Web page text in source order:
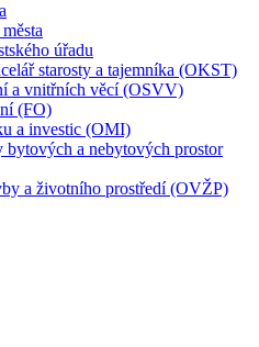
úřadu
starosty a tajemníka (OKST)
a vnitřních věcí (OSVV)
(FO)
a investic (OMI)
bytových a nebytových prostor
a životního prostředí (OVŽP)